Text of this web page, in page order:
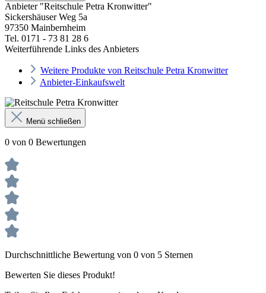
Anbieter "Reitschule Petra Kronwitter"
Sickershäuser Weg 5a
97350 Mainbernheim
Tel. 0171 - 73 81 28 6
Weiterführende Links des Anbieters
Weitere Produkte von Reitschule Petra Kronwitter
Anbieter-Einkaufswelt
Menü schließen
0 von 0 Bewertungen
Durchschnittliche Bewertung von 0 von 5 Sternen
Bewerten Sie dieses Produkt!